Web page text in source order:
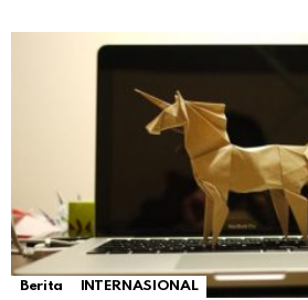
Berita INTERNASIONAL